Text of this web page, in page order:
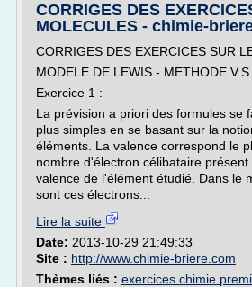
CORRIGES DES
MOLECULES - chimie-
CORRIGES DES EXERCICES SUR
MODELE DE LEWIS - METHODE
Exercice 1 :
La prévision a priori des formules se
plus simples en se basant sur la
éléments. La valence correspond le
nombre d'électron célibataire
valence de l'élément étudié. Dans le
sont ces électrons...
Lire la suite
Date: 2013-10-29 21:49:33
Site : http://www.chimie-briere.com
Thèmes liés : exercices chimie